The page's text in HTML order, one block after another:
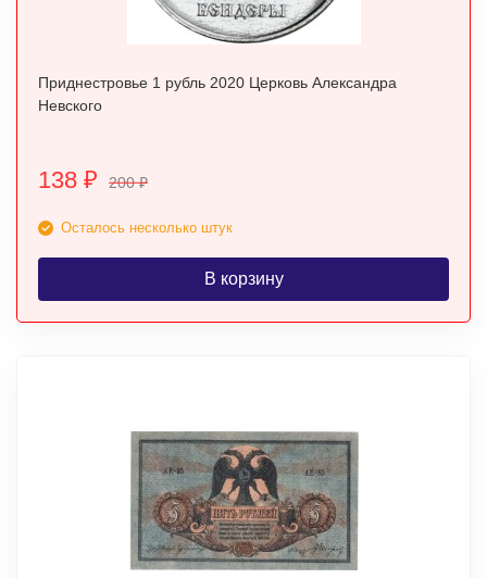
Приднестровье 1 рубль 2020 Церковь Александра
Невского
138 ₽ 200₽
Осталось несколько штук
В корзину